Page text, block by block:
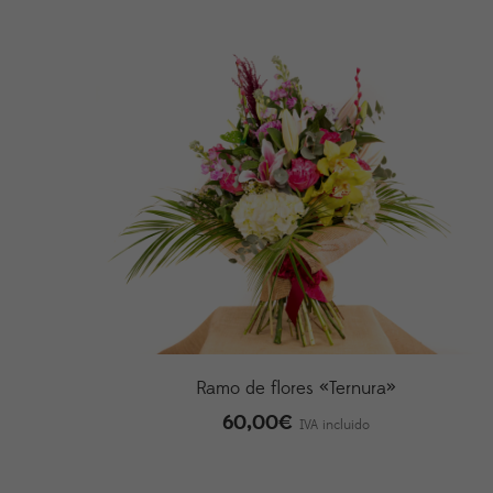
Ramo de flores «Ternura»
60,00€ IVA incluido